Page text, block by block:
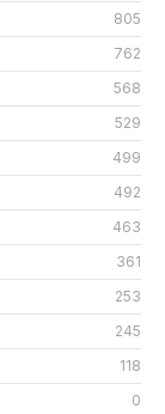
805
762
568
529
499
492
463
361
253
245
118
0